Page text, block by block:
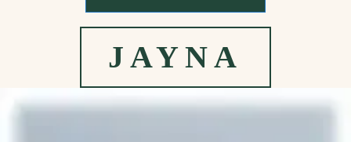
JAYNA